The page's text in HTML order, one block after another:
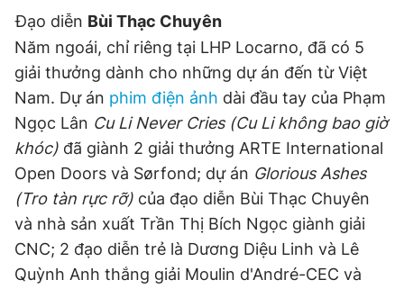
Đạo diễn Bùi Thạc Chuyên
Năm ngoái, chỉ riêng tại LHP Locarno, đã có 5
giải thưởng dành cho những dự án đến từ Việt
Nam. Dự án phim điện ảnh dài đầu tay của Phạm
Ngọc Lân Cu Li Never Cries (Cu Li không bao giờ
khóc) đã giành 2 giải thưởng ARTE International
Open Doors và Sørfond; dự án Glorious Ashes
(Tro tàn rực rỡ) của đạo diễn Bùi Thạc Chuyên
và nhà sản xuất Trần Thị Bích Ngọc giành giải
CNC; 2 đạo diễn trẻ là Dương Diệu Linh và Lê
Quỳnh Anh thắng giải Moulin d'André-CEC và